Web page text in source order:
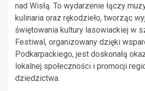
nad Wisłą. To wydarzenie łączy
kulinaria oraz rękodzieło, tworząc
świętowania kultury lasowiackiej w
Festiwal, organizowany dzięki
Podkarpackiego, jest doskonałą
lokalnej społeczności i promocji
dziedzictwa.